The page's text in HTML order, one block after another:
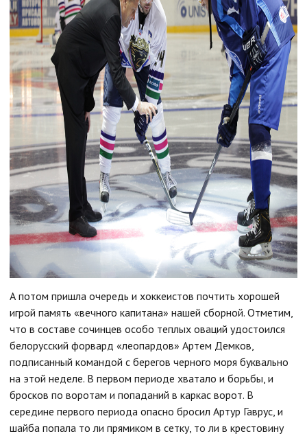
А потом пришла очередь и хоккеистов почтить хорошей
игрой память «вечного капитана» нашей сборной. Отметим,
что в составе сочинцев особо теплых оваций удостоился
белорусский форвард «леопардов» Артем Демков,
подписанный командой с берегов черного моря буквально
на этой неделе. В первом периоде хватало и борьбы, и
бросков по воротам и попаданий в каркас ворот. В
середине первого периода опасно бросил Артур Гаврус, и
шайба попала то ли прямиком в сетку, то ли в крестовину